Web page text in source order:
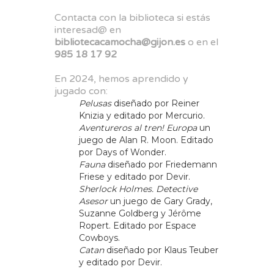
Contacta con la biblioteca si estás
interesad@ en
bibliotecacamocha@gijon.es o en el
985 18 17 92
En 2024, hemos aprendido y
jugado con:
Pelusasdiseñado por Reiner
Knizia y editado por Mercurio.
Aventureros al tren! Europaun
juego de Alan R. Moon. Editado
por Days of Wonder.
Faunadiseñado por Friedemann
Friese y editado por Devir.
Sherlock Holmes. Detective
Asesorun juego de Gary Grady,
Suzanne Goldberg y Jérôme
Ropert. Editado por Espace
Cowboys.
Catandiseñado por Klaus Teuber
y editado por Devir.